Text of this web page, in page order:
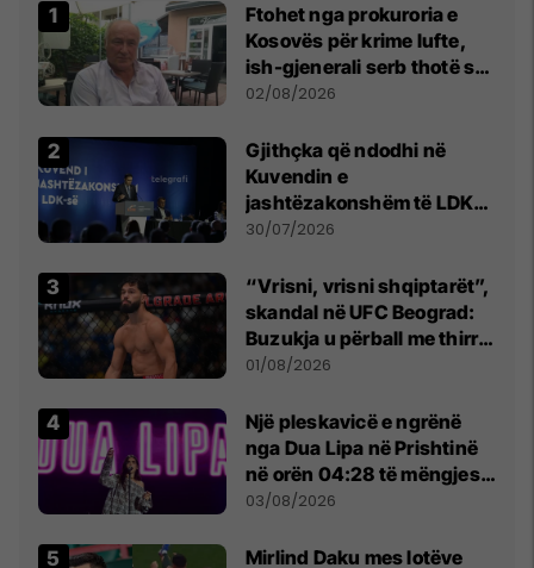
Ftohet nga prokuroria e
Kosovës për krime lufte,
ish-gjenerali serb thotë se
dikush e tradhtoi në
02/08/2026
Gjithçka që ndodhi në
Kuvendin e
jashtëzakonshëm të LDK-
së
30/07/2026
“Vrisni, vrisni shqiptarët”,
skandal në UFC Beograd:
Buzukja u përball me thirrje
anti-shqiptare nga
01/08/2026
Një pleskavicë e ngrënë
nga Dua Lipa në Prishtinë
në orën 04:28 të mëngjesit
- dhe bota digjitale serbe
03/08/2026
Mirlind Daku mes lotëve